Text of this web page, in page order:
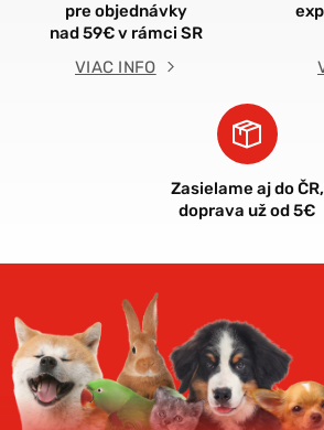
pre objednávky
nad 59€ v rámci SR
VIAC INFO
Zasielame aj do ČR,
doprava už od 5€